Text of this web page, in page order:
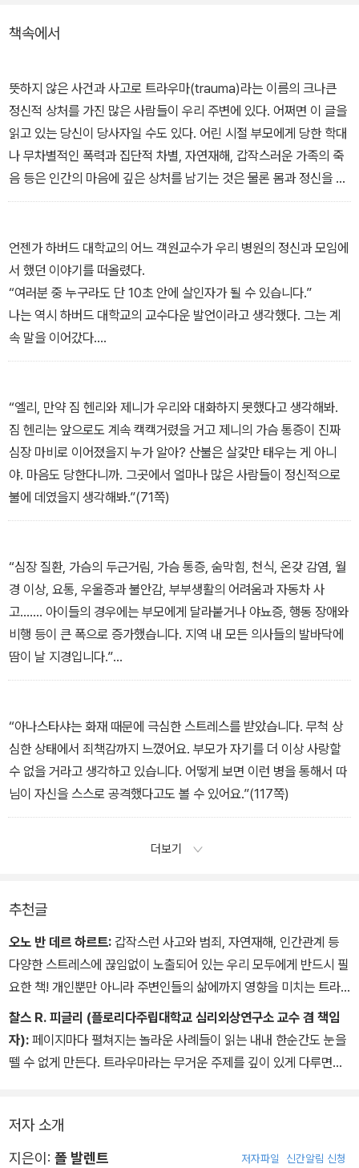
저자가 만난 트라우마 피해자들은 거대한 산불로 생활 터전을 잃은
을 받아들이지 못해 뇌졸중에 걸린 여성까지 다양하다. 어린 시절 나
치의 광기에서 살아남은 저자는 의사이자 트라우마 피해자로서 트라
우마로 고통받는 사람들의 상황을 누구보다 이해하고 깊이 공감한다.
그들의 상처를 살피고 치유에 힘써온 그는 책을 통해 트라우마의 아
픔과 상담과정을 섬세하게 풀어내며 정신적 상처의 심각성과 인간이
책속에서
뜻하지 않은 사건과 사고로 트라우마(trauma)라는 이름의 크나큰
정신적 상처를 가진 많은 사람들이 우리 주변에 있다. 어쩌면 이 글을
읽고 있는 당신이 당사자일 수도 있다. 어린 시절 부모에게 당한 학대
나 무차별적인 폭력과 집단적 차별, 자연재해, 갑작스러운 가족의 죽
음 등은 인간의 마음에 깊은 상처를 남기는 것은 물론 몸과 정신을 혼
란에 빠뜨린다.
마의 존재 자체를 인식하지 못한 채 살아가고 있다. 몸속 깊숙이 봉인
되어 있던 트라우마는 평상시 모습을 드러내지 않고 의식 속에 숨어
있다가 특정한 사건을 계기로 자신의 존재를 알린다. 낮은 자존감부
터 우울증, 무기력감, 지나친 폭력성, 원인을 알 수 없는 통증과 불안,
분노에 이르기까지 그 모습은 다양하다.(6쪽)
언젠가 하버드 대학교의 어느 객원교수가 우리 병원의 정신과 모임에
서 했던 이야기를 떠올렸다.
“여러분 중 누구라도 단 10초 안에 살인자가 될 수 있습니다.”
나는 역시 하버드 대학교의 교수다운 발언이라고 생각했다. 그는 계
속 말을 이어갔다.
“당신이 퇴근해서 집에 돌아왔는데 창밖에서 한 남자가 당신 아이의
요. 당신에게도 총이 있고 당신이 먼저 그 녀석을 죽일 수 있다면…….
어쩌시겠습니까?”
나라면 녀석을 죽일 것이다. 그때도 그랬고 지금도 그 생각엔 변함이
없었다. 따라서 나는 단 10초 안에 살인자가 될 수도 있었다. 누구든
마찬가지일 것이다.“내 가족을 지키기 위해 상대를 죽인다”는 원칙에
는 변함이 없다. 죽을 것이냐, 죽일 것이냐……. 스타보스가 마리사와
죽인 게 아닐까? 파파도풀로스는 스타보스가 자기를 그 파이프로 죽
이려 한다고 믿은 게 아닐까?(38쪽)
“엘리, 만약 짐 헨리와 제니가 우리와 대화하지 못했다고 생각해봐.
짐 헨리는 앞으로도 계속 캑캑거렸을 거고 제니의 가슴 통증이 진짜
심장 마비로 이어졌을지 누가 알아? 산불은 살갗만 태우는 게 아니
야. 마음도 당한다니까. 그곳에서 얼마나 많은 사람들이 정신적으로
불에 데였을지 생각해봐.”(71쪽)
“심장 질환, 가슴의 두근거림, 가슴 통증, 숨막힘, 천식, 온갖 감염, 월
경 이상, 요통, 우울증과 불안감, 부부생활의 어려움과 자동차 사
고……. 아이들의 경우에는 부모에게 달라붙거나 야뇨증, 행동 장애와
비행 등이 큰 폭으로 증가했습니다. 지역 내 모든 의사들의 발바닥에
땀이 날 지경입니다.”
이상했다. 처음에 우리가 봤을 때는 자신의 극심한 생리적 반응들을
같은 반응들을 놓고도 훗날 크게 안 좋은 영향을 미칠 증상으로 여기
고 걱정했다. 화재 발생 첫 날, 헨리가 겪었던 숨막힘과 제니가 경험했
던 가슴 통증을 마치 모두가 앞다퉈 따라잡으려는 것 같았다.(87~8
8쪽)
“아나스타샤는 화재 때문에 극심한 스트레스를 받았습니다. 무척 상
심한 상태에서 죄책감까지 느꼈어요. 부모가 자기를 더 이상 사랑할
수 없을 거라고 생각하고 있습니다. 어떻게 보면 이런 병을 통해서 따
님이 자신을 스스로 공격했다고도 볼 수 있어요.”(117쪽)
더보기
추천글
오노 반 데르 하르트: 갑작스런 사고와 범죄, 자연재해, 인간관계 등
다양한 스트레스에 끊임없이 노출되어 있는 우리 모두에게 반드시 필
요한 책! 개인뿐만 아니라 주변인들의 삶에까지 영향을 미치는 트라
우마의 실체를 잘 짜인 소설처럼 입체적으로 보여준다.
찰스 R. 피글리 (플로리다주립대학교 심리외상연구소 교수 겸 책임
자): 페이지마다 펼쳐지는 놀라운 사례들이 읽는 내내 한순간도 눈을
뗄 수 없게 만든다. 트라우마라는 무거운 주제를 깊이 있게 다루면서
저자 소개
지은이: 폴 발렌트 저자파일 신간알림 신청